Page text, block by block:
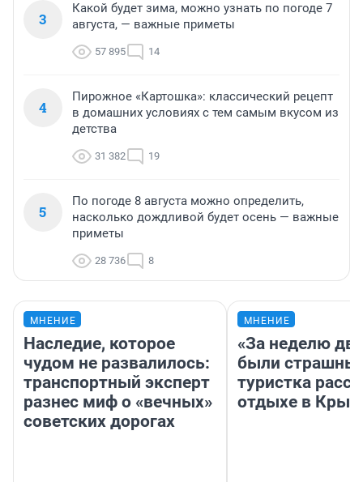
3
Какой будет зима, можно узнать по погоде 7
августа, — важные приметы
57 895 14
4
Пирожное «Картошка»: классический рецепт
в домашних условиях с тем самым вкусом из
детства
31 382 19
5
По погоде 8 августа можно определить,
насколько дождливой будет осень — важные
приметы
28 736 8
МНЕНИЕ
Наследие, которое
чудом не развалилось:
транспортный эксперт
разнес миф о «вечных»
советских дорогах
МНЕНИЕ
«За неделю
были
туристка
отдыхе в